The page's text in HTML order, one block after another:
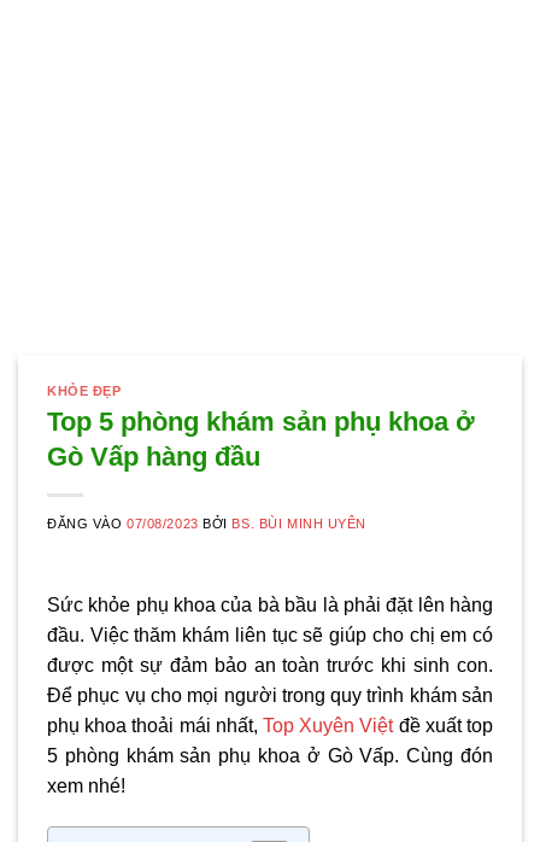
KHỎE ĐẸP
Top 5 phòng khám sản phụ khoa ở
Gò Vấp hàng đầu
ĐĂNG VÀO07/08/2023 BỞI BS. BÙI MINH UYÊN
Sức khỏe phụ khoa của bà bầu là phải đặt lên hàng
đầu. Việc thăm khám liên tục sẽ giúp cho chị em có
được một sự đảm bảo an toàn trước khi sinh con.
Để phục vụ cho mọi người trong quy trình khám sản
phụ khoa thoải mái nhất, Top Xuyên Việtđề xuất top
5 phòng khám sản phụ khoa ở Gò Vấp. Cùng đón
xem nhé!